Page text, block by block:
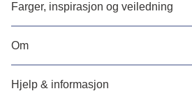
Farger, inspirasjon og veiledning
Om
Hjelp & informasjon